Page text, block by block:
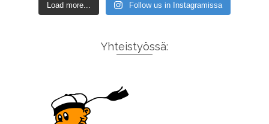
Load more... Follow us in Instagramissa
Yhteistyössä: